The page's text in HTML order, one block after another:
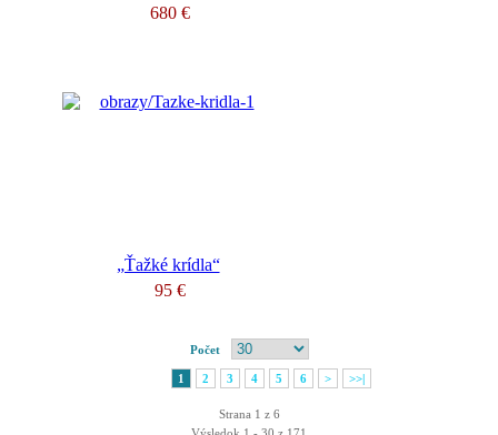
680 €
„Ťažké krídla“
95 €
Počet
1 2 3 4 5 6 > >>|
Strana 1 z 6